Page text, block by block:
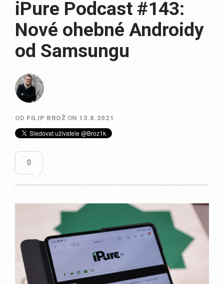
iPure Podcast #143:
Nové ohebné Androidy
od Samsungu
OD FILIP BROŽ ON 13.8.2021
0